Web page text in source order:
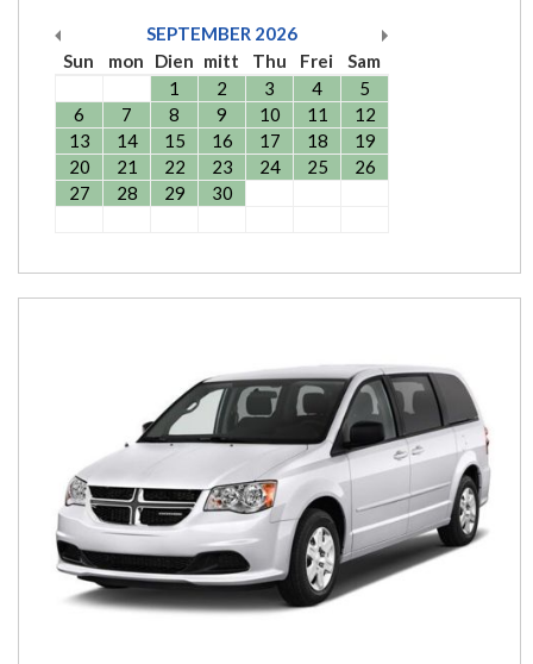
SEPTEMBER 2026
Sun
mon Dien mitt Thu Frei
Sam
1
2 3 4
5
6
7 8 9 10 11
12
13
14 15 16 17 18
19
20
21 22 23 24 25
26
27
28 29 30